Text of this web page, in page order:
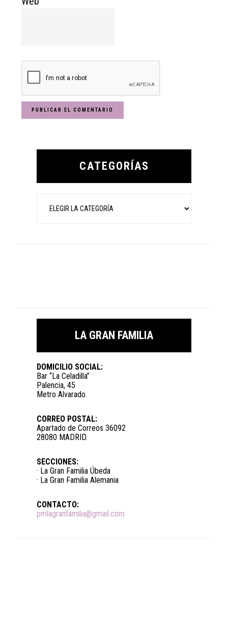
Primary
CATEGORÍAS
LA GRAN FAMILIA
DOMICILIO SOCIAL:
Bar “La Celadilla”
Palencia, 45
Metro Alvarado.
CORREO POSTAL:
Apartado de Correos 36092
28080 MADRID.
SECCIONES:
· La Gran Familia Úbeda
· La Gran Familia Alemania
CONTACTO:
pmlagranfamilia@gmail.com